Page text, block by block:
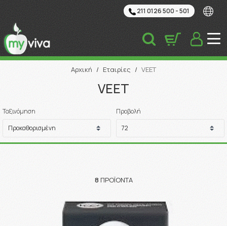
211 0126 500 - 501
Αναζήτηση
Αρχική / Εταιρίες / VEET
VEET
Ταξινόμηση Προβολή
8 ΠΡΟΪΌΝΤΑ